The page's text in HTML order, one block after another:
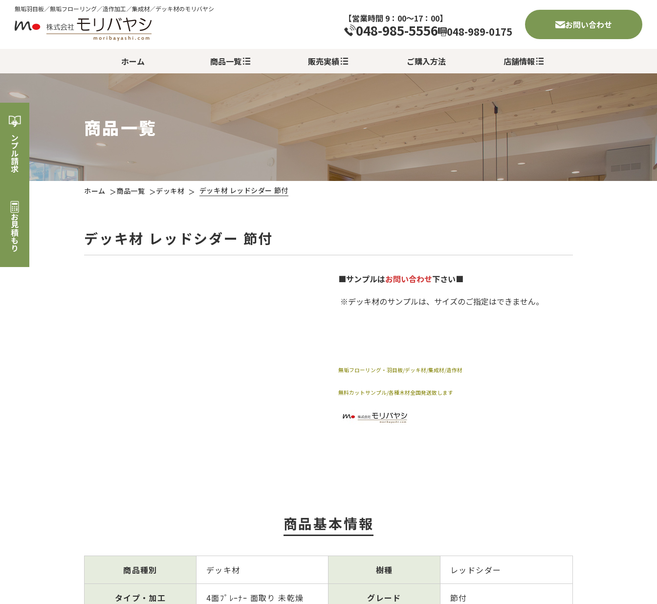
無垢⽻⽬板／無垢フローリング／造作加⼯／集成材／デッキ材のモリバヤシ
【営業時間 9：00～17：00】
048-985-5556 048-989-0175 お問い合わせ
ホーム 商品一覧 販売実績 ご購入方法 店舗情報
商品一覧
ホーム ＞商品一覧 ＞デッキ材 ＞ デッキ材 レッドシダー 節付
デッキ材 レッドシダー 節付
■サンプルはお問い合わせ下さい■
※デッキ材のサンプルは、サイズのご指定はできません。
無垢フローリング・羽目板/デッキ材/集成材/造作材
無料カットサンプル/各種木材全国発送致します
商品基本情報
商品種別 デッキ材 樹種 レッドシダー
タイプ・加⼯ 4面ﾌﾟﾚｰﾅｰ 面取り 未乾燥 グレード 節付
サンプル請求
お見積もり